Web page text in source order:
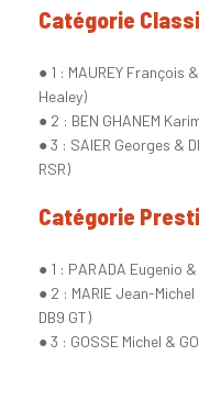
Catégorie
● 1 : MAUREY François
Healey)
● 2 : BEN GHANEM
● 3 : SAIER Georges &
RSR)
Catégorie
● 1 : PARADA Eugenio
● 2 : MARIE Jean-
DB9 GT)
● 3 : GOSSE Michel &